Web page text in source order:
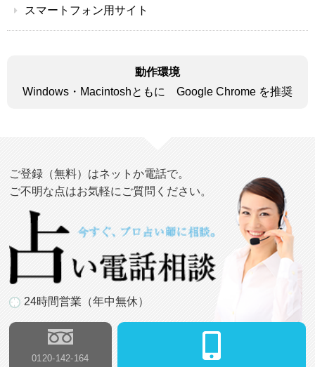
スマートフォン用サイト
動作環境
Windows・Macintoshともに Google Chrome を推奨
ご登録（無料）はネットか電話で。
ご不明な点はお気軽にご質問ください。
24時間営業（年中無休）
0120-142-164